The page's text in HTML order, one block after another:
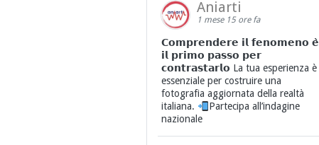
Aniarti
1 mese 15 ore fa
𝗖𝗼𝗺𝗽𝗿𝗲𝗻𝗱𝗲𝗿𝗲 𝗶𝗹 𝗳𝗲𝗻𝗼𝗺𝗲𝗻𝗼 𝗲̀
𝗶𝗹 𝗽𝗿𝗶𝗺𝗼 𝗽𝗮𝘀𝘀𝗼 𝗽𝗲𝗿
𝗰𝗼𝗻𝘁𝗿𝗮𝘀𝘁𝗮𝗿𝗹𝗼 La tua esperienza è
essenziale per costruire una
fotografia aggiornata della realtà
italiana.
Partecipa all’indagine
nazionale